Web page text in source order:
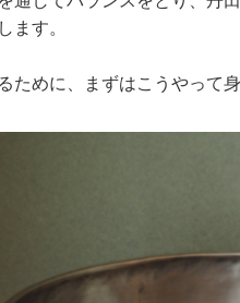
ます。
ために、まずはこうやって